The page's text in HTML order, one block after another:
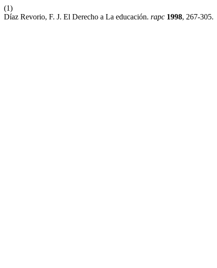
(1)
Díaz Revorio, F. J. El Derecho a La educación. rapc 1998, 267-305.